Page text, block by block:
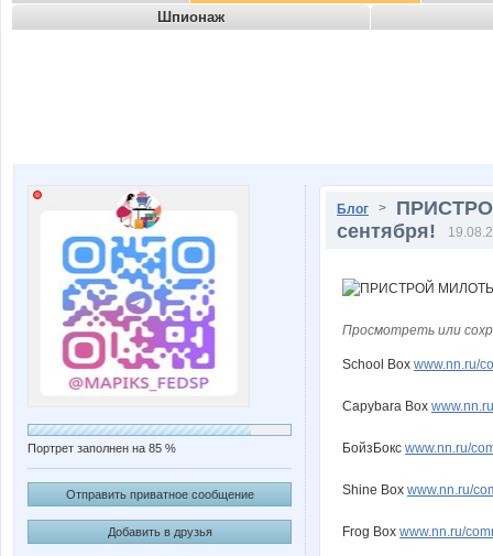
Шпионаж
Портрет заполнен на 85 %
Отправить приватное сообщение
Добавить в друзья
Блог >
сентября!
Просмотреть или
School Box www.nn.ru/
Capybara Box
БойзБокс www.nn.ru/
Shine Box www.nn.ru/
Frog Box www.nn.ru/